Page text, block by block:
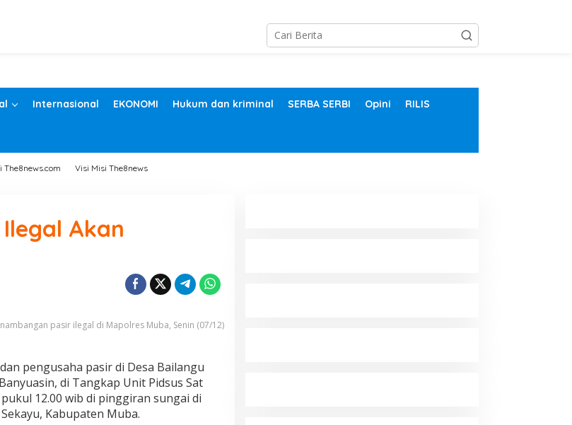
Internasional EKONOMI Hukum dan kriminal SERBA SERBI Opini RILIS
The8news.com Visi Misi The8news
Akan
pasir ilegal di Mapolres Muba, Senin (07/12)
pengusaha pasir di Desa Bailangu
di Tangkap Unit Pidsus Sat
12.00 wib di pinggiran sungai di
Kabupaten Muba.